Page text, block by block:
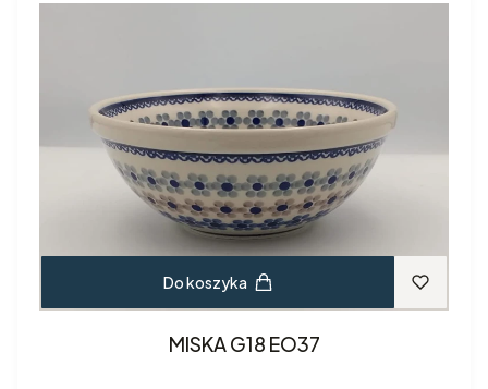
Do koszyka
MISKA G18 EO37